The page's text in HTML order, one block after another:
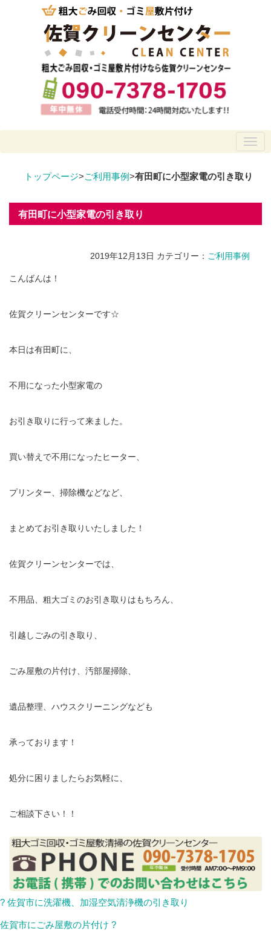
トップページ>ご利用事例>有田町に小型家電の引き取り
有田町に小型家電の引き取り
2019年12月13日 カテゴリー： ご利用事例
こんばんは！
佐賀クリーンセンターです☆
本日は有田町に、
不用になった小型家電の
お引き取りに行って来ました。
買い替えで不用になったヒーター、
プリンター、掃除機などなど、
まとめてお引き取りいたしました！
佐賀クリーンセンターでは、
不用品、粗大ゴミのお引き取りはもちろん、
引越しごみの引き取り、
ごみ屋敷の片付け、汚部屋掃除、
遺品整理、ハウスクリーニングなども
承っております！
処分に困りましたらお気軽に、
ご相談下さい！！
? 佐賀市に洗濯機、加湿空気清浄機の引き取り
佐賀市にごみ屋敷の片付け ?